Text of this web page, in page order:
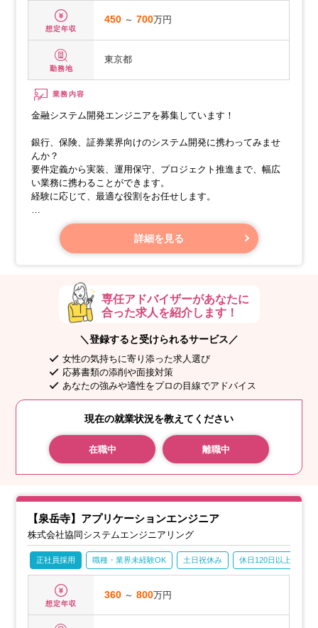
想定年収
450 ～700万円
勤務地
東京都
業務内容
金融システム開発エンジニアを募集しています！
銀行、保険、証券業界向けのシステム開発に携わってみませ
んか？
要件定義から実装、運用保守、プロジェクト推進まで、幅広
い業務に携わることができます。
経験に応じて、最適な役割をお任せします。
【業務内容】
・新規システム開発
詳細を見る
専任アドバイザーがあなたに
合った求人を紹介します！
＼登録すると受けられるサービス／
女性の気持ちに寄り添った求人選び
応募書類の添削や面接対策
あなたの強みや適性をプロの目線でアドバイス
現在の就業状況を教えてください
在職中 離職中
【泉岳寺】アプリケーションエンジニア
株式会社協同システムエンジニアリング
正社員採用 職種・業界未経験OK 土日祝休み 休日120日以上
想定年収
360 ～800万円